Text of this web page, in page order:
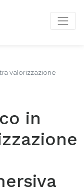
valorizzazione
in